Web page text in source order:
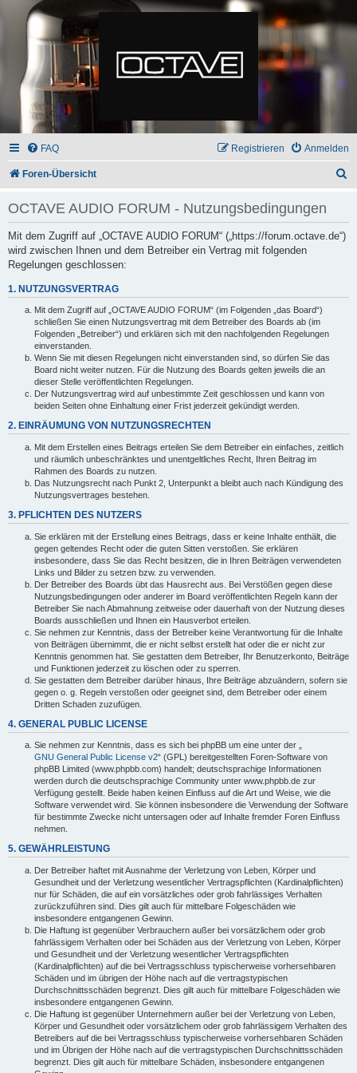
FAQ Anmelden
Registrieren
Foren-Übersicht
OCTAVE AUDIO FORUM - Nutzungsbedingungen
Mit dem Zugriff auf „OCTAVE AUDIO FORUM“ („https://forum.octave.de“)
wird zwischen Ihnen und dem Betreiber ein Vertrag mit folgenden
Regelungen geschlossen:
1. NUTZUNGSVERTRAG
Mit dem Zugriff auf „OCTAVE AUDIO FORUM“ (im Folgenden „das Board“)
schließen Sie einen Nutzungsvertrag mit dem Betreiber des Boards ab (im
Folgenden „Betreiber“) und erklären sich mit den nachfolgenden Regelungen
einverstanden.
Wenn Sie mit diesen Regelungen nicht einverstanden sind, so dürfen Sie das
Board nicht weiter nutzen. Für die Nutzung des Boards gelten jeweils die an
dieser Stelle veröffentlichten Regelungen.
Der Nutzungsvertrag wird auf unbestimmte Zeit geschlossen und kann von
beiden Seiten ohne Einhaltung einer Frist jederzeit gekündigt werden.
2. EINRÄUMUNG VON NUTZUNGSRECHTEN
Mit dem Erstellen eines Beitrags erteilen Sie dem Betreiber ein einfaches, zeitlich
und räumlich unbeschränktes und unentgeltliches Recht, Ihren Beitrag im
Rahmen des Boards zu nutzen.
Das Nutzungsrecht nach Punkt 2, Unterpunkt a bleibt auch nach Kündigung des
Nutzungsvertrages bestehen.
3. PFLICHTEN DES NUTZERS
Sie erklären mit der Erstellung eines Beitrags, dass er keine Inhalte enthält, die
gegen geltendes Recht oder die guten Sitten verstoßen. Sie erklären
insbesondere, dass Sie das Recht besitzen, die in Ihren Beiträgen verwendeten
Links und Bilder zu setzen bzw. zu verwenden.
Der Betreiber des Boards übt das Hausrecht aus. Bei Verstößen gegen diese
Nutzungsbedingungen oder anderer im Board veröffentlichten Regeln kann der
Betreiber Sie nach Abmahnung zeitweise oder dauerhaft von der Nutzung dieses
Boards ausschließen und Ihnen ein Hausverbot erteilen.
Sie nehmen zur Kenntnis, dass der Betreiber keine Verantwortung für die Inhalte
von Beiträgen übernimmt, die er nicht selbst erstellt hat oder die er nicht zur
Kenntnis genommen hat. Sie gestatten dem Betreiber, Ihr Benutzerkonto, Beiträge
und Funktionen jederzeit zu löschen oder zu sperren.
Sie gestatten dem Betreiber darüber hinaus, Ihre Beiträge abzuändern, sofern sie
gegen o. g. Regeln verstoßen oder geeignet sind, dem Betreiber oder einem
Dritten Schaden zuzufügen.
4. GENERAL PUBLIC LICENSE
Sie nehmen zur Kenntnis, dass es sich bei phpBB um eine unter der „
GNU General Public License v2“ (GPL) bereitgestellten Foren-Software von
phpBB Limited (www.phpbb.com) handelt; deutschsprachige Informationen
werden durch die deutschsprachige Community unter www.phpbb.de zur
Verfügung gestellt. Beide haben keinen Einfluss auf die Art und Weise, wie die
Software verwendet wird. Sie können insbesondere die Verwendung der Software
für bestimmte Zwecke nicht untersagen oder auf Inhalte fremder Foren Einfluss
nehmen.
5. GEWÄHRLEISTUNG
Der Betreiber haftet mit Ausnahme der Verletzung von Leben, Körper und
Gesundheit und der Verletzung wesentlicher Vertragspflichten (Kardinalpflichten)
nur für Schäden, die auf ein vorsätzliches oder grob fahrlässiges Verhalten
zurückzuführen sind. Dies gilt auch für mittelbare Folgeschäden wie
insbesondere entgangenen Gewinn.
Die Haftung ist gegenüber Verbrauchern außer bei vorsätzlichem oder grob
fahrlässigem Verhalten oder bei Schäden aus der Verletzung von Leben, Körper
und Gesundheit und der Verletzung wesentlicher Vertragspflichten
(Kardinalpflichten) auf die bei Vertragsschluss typischerweise vorhersehbaren
Schäden und im übrigen der Höhe nach auf die vertragstypischen
Durchschnittsschäden begrenzt. Dies gilt auch für mittelbare Folgeschäden wie
insbesondere entgangenen Gewinn.
Die Haftung ist gegenüber Unternehmern außer bei der Verletzung von Leben,
Körper und Gesundheit oder vorsätzlichem oder grob fahrlässigem Verhalten des
Betreibers auf die bei Vertragsschluss typischerweise vorhersehbaren Schäden
und im Übrigen der Höhe nach auf die vertragstypischen Durchschnittsschäden
begrenzt. Dies gilt auch für mittelbare Schäden, insbesondere entgangenen